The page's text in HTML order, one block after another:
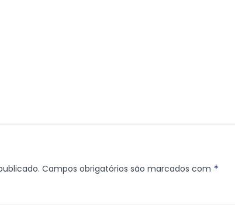
Campos obrigatórios são marcados com *